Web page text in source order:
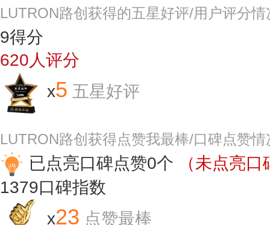
LUTRON路创获得的五星好评/用户评分情
9得分
620人评分
x5 五星好评
LUTRON路创获得点赞我最棒/口碑点赞情
已点亮口碑点赞0个
（未点亮
1379口碑指数
x23 点赞最棒